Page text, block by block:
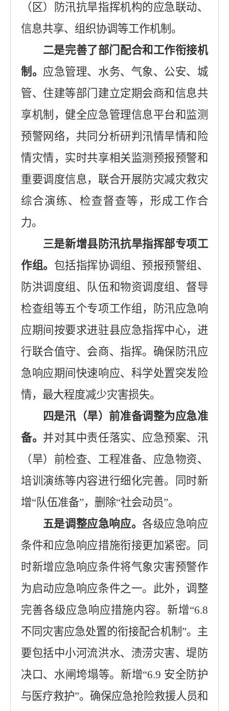
（区）防汛抗旱指挥机构的应急联动、
信息共享、组织协调等工作机制。
二是完善了部门配合和工作衔接机
制。 应急管理、水务、气象、公安、城
管、住建等部门建立定期会商和信息共
享机制，健全应急管理信息平台和监测
预警网络，共同分析研判汛情旱情和险
情灾情，实时共享相关监测预报预警和
重要调度信息，联合开展防灾减灾救灾
综合演练、检查督查等，形成工作合
力。
三是新增县防汛抗旱指挥部专项工
作组。 包括指挥协调组、预报预警组、
防洪调度组、队伍和物资调度组、督导
检查组等五个专项工作组，防汛应急响
应期间按要求进驻县应急指挥中心，进
行联合值守、会商、指挥。确保防汛应
急响应期间快速响应、科学处置突发险
情，最大程度减少灾害损失。
四是汛（旱）前准备调整为应急准
备。 并对其中责任落实、应急预案、汛
（旱）前检查、工程准备、应急物资、
培训演练等内容进行细化完善。同时新
增“队伍准备”，删除“社会动员”。
五是调整应急响应。各级应急响应
条件和应急响应措施衔接更加紧密。同
时新增应急响应条件将气象灾害预警作
为启动应急响应条件之一。此外，调整
完善各级应急响应措施内容。新增“6.8
不同灾害应急处置的衔接配合机制 ”。主
要包括中小河流洪水、渍涝灾害、堤防
决口、水闸垮塌等。新增“6.9 安全防护
与医疗救护”。确保应急抢险救援人员和